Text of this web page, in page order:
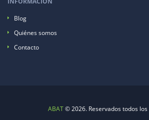
Blog
Quiénes somos
Contacto
ABAT© 2026. Reservados todos los